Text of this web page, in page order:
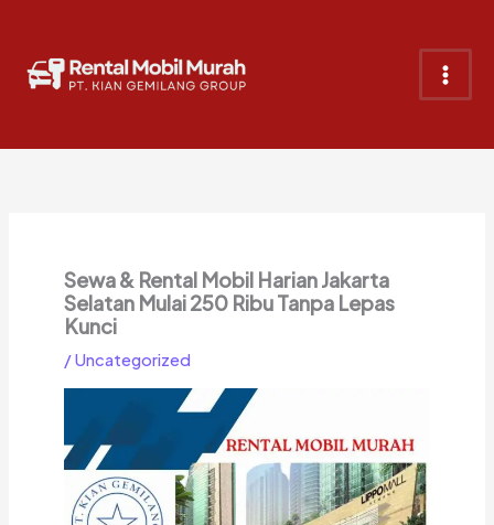
konten
Sewa & Rental Mobil Harian Jakarta
Selatan Mulai 250 Ribu Tanpa Lepas
Kunci
/Uncategorized